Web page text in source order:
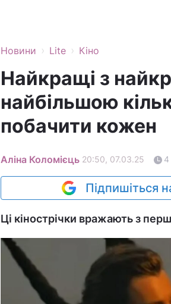
Новини › Lite › Кіно
Найкращі з
найбільшою
побачити кожен
Аліна Коломієць 20:50, 07.03.25 4
Підпишіться
Ці кінострічки вражають з